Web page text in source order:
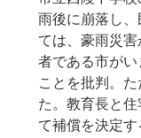
雨後に崩落し
ては、豪雨災
者である市が
ことを批判。
た。教育長と
て補償を決定